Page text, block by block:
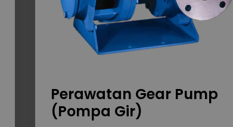
Perawatan Gear Pump
(Pompa Gir)